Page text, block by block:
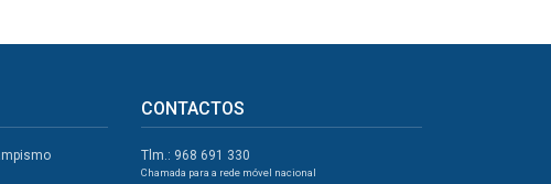
CONTACTOS
Tlm.: 968 691 330
Chamada para a rede móvel nacional